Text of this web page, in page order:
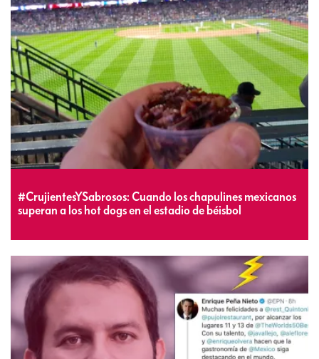
#CrujientesYSabrosos: Cuando los chapulines mexicanos
superan a los hot dogs en el estadio de béisbol